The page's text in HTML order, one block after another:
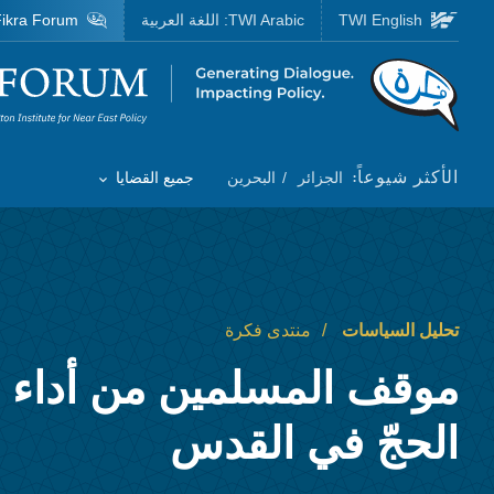
Skip to main content
Homepage
الأكثر شيوعاً: الجزائر البحرين
Toggle List of
جميع القضايا
TWI English
TWI Arabic: اللغة العربية Forum
تحليل السياسات منتدى فكرة
موقف المسلمين من
الحجّ في القدس